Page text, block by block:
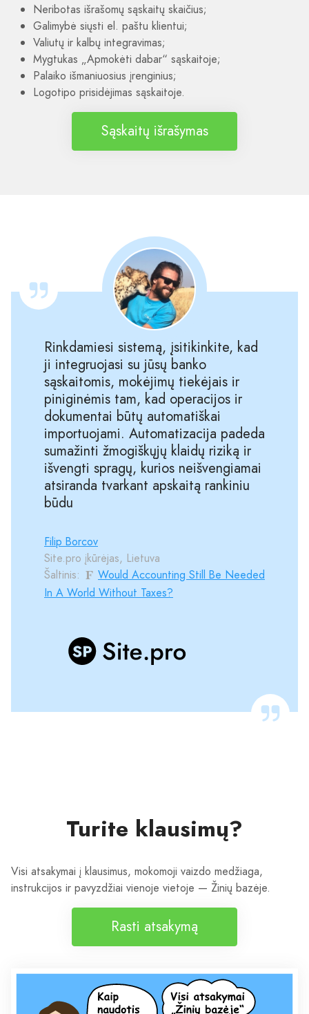
Neribotas išrašomų sąskaitų skaičius;
Galimybė siųsti el. paštu klientui;
Valiutų ir kalbų integravimas;
Mygtukas „Apmokėti dabar“ sąskaitoje;
Palaiko išmaniuosius įrenginius;
Logotipo prisidėjimas sąskaitoje.
Sąskaitų išrašymas
Rinkdamiesi sistemą, įsitikinkite, kad
ji integruojasi su jūsų banko
sąskaitomis, mokėjimų tiekėjais ir
piniginėmis tam, kad operacijos ir
dokumentai būtų automatiškai
importuojami. Automatizacija padeda
sumažinti žmogiškųjų klaidų riziką ir
išvengti spragų, kurios neišvengiamai
atsiranda tvarkant apskaitą rankiniu
būdu
Filip Borcov
Site.pro įkūrėjas, Lietuva
Šaltinis:
Would Accounting Still Be Needed
In A World Without Taxes?
Turite klausimų?
Visi atsakymai į klausimus, mokomoji vaizdo medžiaga,
instrukcijos ir pavyzdžiai vienoje vietoje — Žinių bazėje.
Rasti atsakymą